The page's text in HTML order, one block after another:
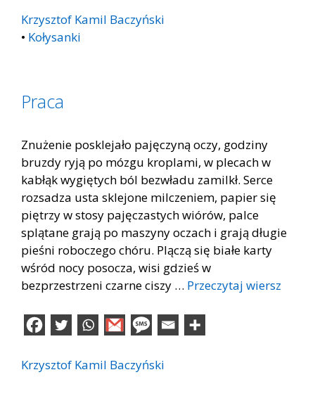
Krzysztof Kamil Baczyński
• Kołysanki
Praca
Znużenie posklejało pajęczyną oczy, godziny
bruzdy ryją po mózgu kroplami, w plecach w
kabłąk wygiętych ból bezwładu zamilkł. Serce
rozsadza usta sklejone milczeniem, papier się
piętrzy w stosy pajęczastych wiórów, palce
splątane grają po maszyny oczach i grają długie
pieśni roboczego chóru. Plączą się białe karty
wśród nocy posocza, wisi gdzieś w
bezprzestrzeni czarne ciszy … Przeczytaj wiersz
Krzysztof Kamil Baczyński